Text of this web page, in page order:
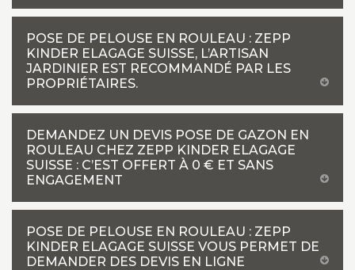
POSE DE PELOUSE EN ROULEAU : ZEPP
KINDER ELAGAGE SUISSE, L’ARTISAN
JARDINIER EST RECOMMANDÉ PAR LES
PROPRIÉTAIRES.
DEMANDEZ UN DEVIS POSE DE GAZON EN
ROULEAU CHEZ ZEPP KINDER ELAGAGE
SUISSE : C’EST OFFERT À 0 € ET SANS
ENGAGEMENT
POSE DE PELOUSE EN ROULEAU : ZEPP
KINDER ELAGAGE SUISSE VOUS PERMET DE
DEMANDER DES DEVIS EN LIGNE